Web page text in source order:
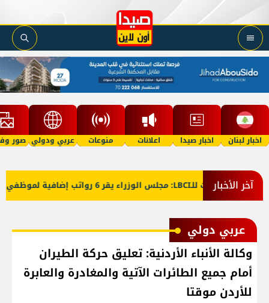
اخبار لبنان اخبار صيدا اعلانات منوعات عربي ودولي صور
آخر الأخبار
معلومات للـLBCI: مجلس الوزراء يقر 6 رواتب إضافية لموظفي القطاع العام وصرف الفروقات بأثر رجعي منذ آذار
عربي دولي
وكالة الأنباء الأردنية: تعليق حركة الطيران
أمام جميع الطائرات الآتية والمغادرة والعابرة
للأردن موقتا